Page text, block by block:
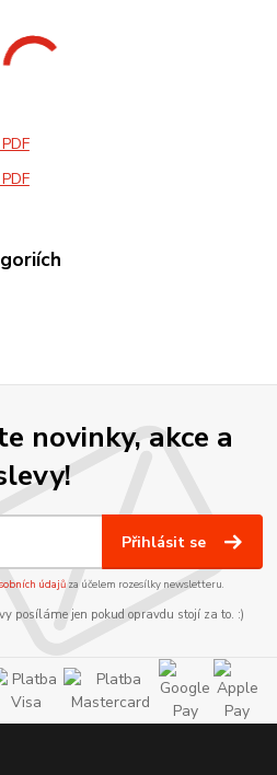
novinky, akce a
Přihlásit se
údajůza účelem rozesílky newsletteru.
posíláme jen pokud opravdu stojí za to. :)